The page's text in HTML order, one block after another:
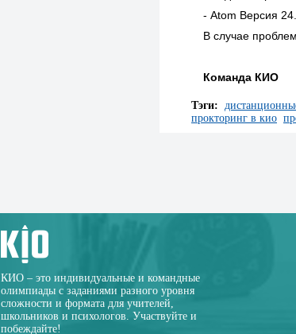
- Atom Версия
В случае
Команда КИО
Тэги:
прокторинг в кио
КИО – это индивидуальные и командные
олимпиады с заданиями разного уровня
сложности и формата для учителей,
школьников и психологов. Участвуйте и
побеждайте!